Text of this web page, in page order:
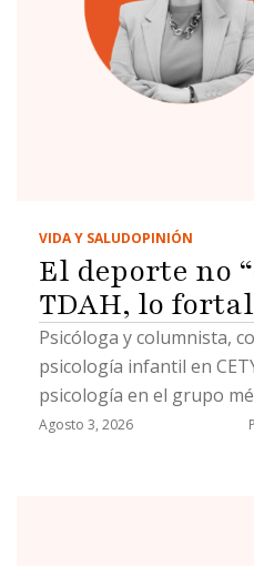
Todos queremos que
precisamente ahí radica
importantes de cualquier
puede resolver con base
VIDA Y SALUDOPINIÓN
El deporte no
TDAH, lo
Psicóloga y columnista,
psicología infantil en
psicología en el grupo
Agosto 3, 2026